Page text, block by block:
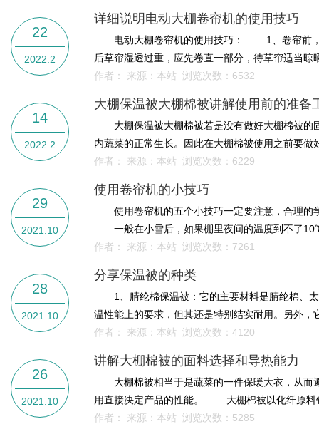
22
2022.2
详细说明电动大棚卷帘机的使用技巧
电动大棚卷帘机的使用技巧： 1、卷帘前，必
后草帘湿透过重，应先卷直一部分，待草帘适
作者： 来源：本站 浏览次数： 6532
14
2022.2
大棚保温被大棚棉被讲解使用前的准备
大棚保温被大棚棉被若是没有做好大棚棉被的
内蔬菜的正常生长。因此在大棚棉被使用之前
作者： 来源：本站 浏览次数： 6229
29
2021.10
使用卷帘机的小技巧
使用卷帘机的五个小技巧一定要注意，合理的
一般在小雪后，如果棚里夜间的温度到不了
作者： 来源：本站 浏览次数： 7261
28
2021.10
分享保温被的种类
1、腈纶棉保温被：它的主要材料是腈纶棉、太
温性能上的要求，但其还是特别结实耐用。另外
作者： 来源：本站 浏览次数： 4120
26
2021.10
讲解大棚棉被的面料选择和导热能力
大棚棉被相当于是蔬菜的一件保暖大衣，从而
用直接决定产品的性能。 大棚棉被以化纤原料
作者： 来源：本站 浏览次数： 5285